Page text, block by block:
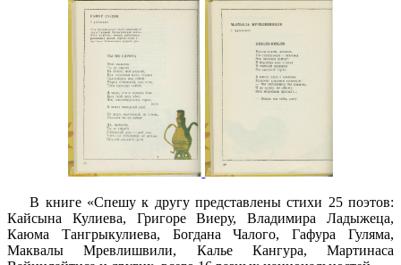
В книге «Спешу к другу представлены стихи 25 поэтов:
Кайсына Кулиева, Григоре Виеру, Владимира Ладыжеца,
Каюма Тангрыкулиева, Богдана Чалого, Гафура Гуляма,
Маквалы Мревлишвили, Калье Кангура, Мартинаса